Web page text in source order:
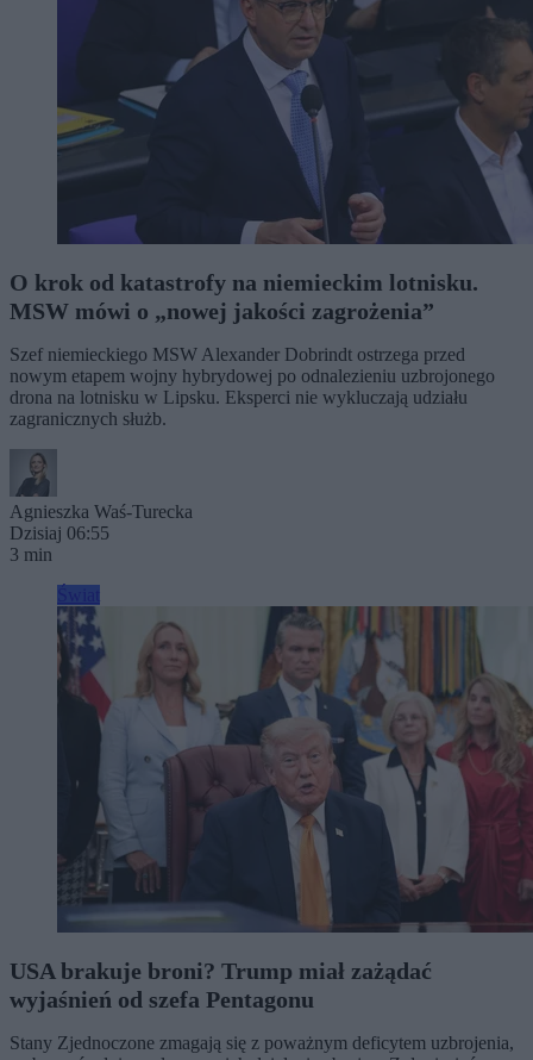
O krok od katastrofy na niemieckim lotnisku.
MSW mówi o „nowej jakości zagrożenia”
Szef niemieckiego MSW Alexander Dobrindt ostrzega przed
nowym etapem wojny hybrydowej po odnalezieniu uzbrojonego
drona na lotnisku w Lipsku. Eksperci nie wykluczają udziału
zagranicznych służb.
Agnieszka Waś-Turecka
Dzisiaj 06:55
3 min
USA brakuje broni? Trump miał zażądać
wyjaśnień od szefa Pentagonu
Stany Zjednoczone zmagają się z poważnym deficytem uzbrojenia,